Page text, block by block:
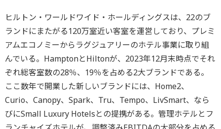
ヒルトン・ワールドワイド・ホールディングスは、22のブ
ランドにまたがる120万室近い客室を運営しており、プレミ
アムエコノミーからラグジュアリーのホテル事業に取り組
んでいる。HamptonとHiltonが、2023年12月末時点でそれ
ぞれ総客室数の28％、19％を占める2大ブランドである。
ここ数年で開業した新しいブランドには、Home2、
Curio、Canopy、Spark、Tru、Tempo、LivSmart、なら
びにSmall Luxury Hotelsとの提携がある。管理ホテルとフ